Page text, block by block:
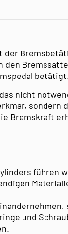
der
den
nicht
sondern
Bremskraft
führen
und